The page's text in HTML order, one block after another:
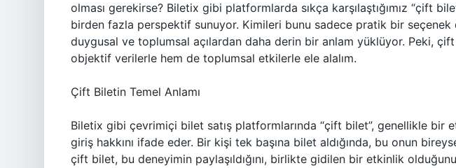
olması gerekirse? Biletix gibi platformlarda sıkça karşılaştığımız “çift
birden fazla perspektif sunuyor. Kimileri bunu sadece pratik bir
duygusal ve toplumsal açılardan daha derin bir anlam yüklüyor. Peki,
objektif verilerle hem de toplumsal etkilerle ele alalım.
Çift Biletin Temel Anlamı
Biletix gibi çevrimiçi bilet satış platformlarında “çift bilet”, genellikle bir
giriş hakkını ifade eder. Bir kişi tek başına bilet aldığında, bu onun
çift bilet, bu deneyimin paylaşıldığını, birlikte gidilen bir etkinlik